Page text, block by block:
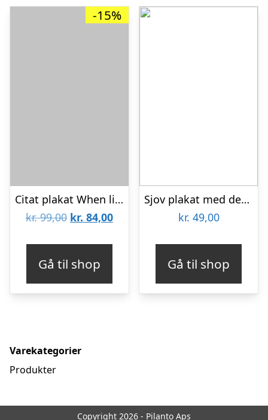
-15%
Citat plakat When life gives you lemons
kr.99,00 Den
kr. 99,00.
kr. 84,00Den
kr. 84,00.
Gå til shop
Sjov plakat med definition af kalorier
kr. 49,00
Gå til shop
Varekategorier
Produkter
Copyright 2026 - Pilanto Aps